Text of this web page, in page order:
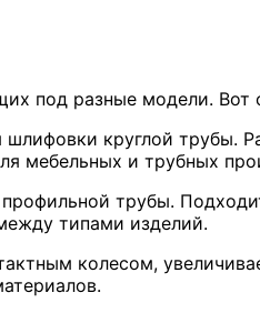
под разные модели. Вот
круглой трубы.
мебельных и трубных
трубы.
типами изделий.
колесом,